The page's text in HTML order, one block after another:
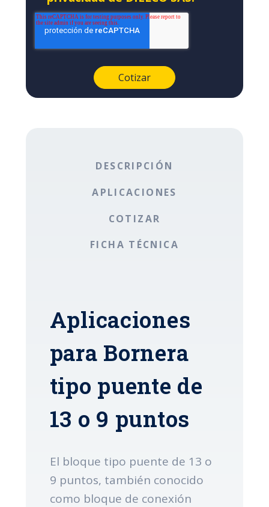
DESCRIPCIÓN
APLICACIONES
COTIZAR
FICHA TÉCNICA
Aplicaciones
para Bornera
tipo puente de
13 o 9 puntos
El bloque tipo puente de 13 o
9 puntos, también conocido
como bloque de conexión